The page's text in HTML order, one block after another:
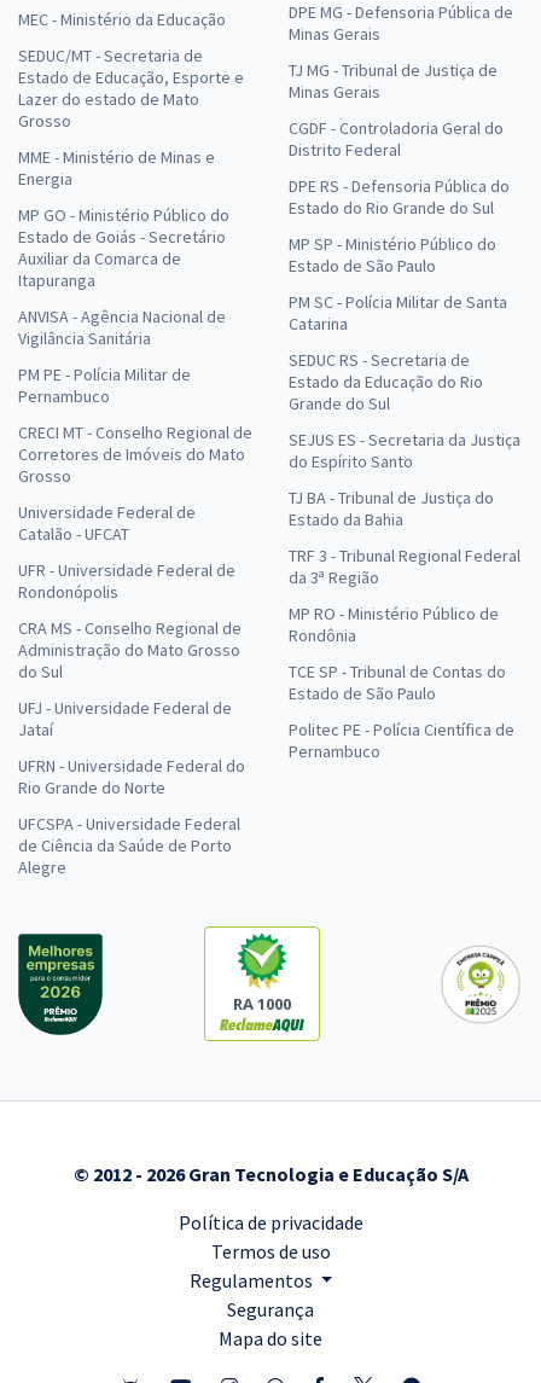
MEC - Ministério da Educação
SEDUC/MT - Secretaria de
Estado de Educação, Esporte e
Lazer do estado de Mato
Grosso
MME - Ministério de Minas e
Energia
MP GO - Ministério Público do
Estado de Goiás - Secretário
Auxiliar da Comarca de
Itapuranga
ANVISA - Agência Nacional de
Vigilância Sanitária
PM PE - Polícia Militar de
Pernambuco
CRECI MT - Conselho Regional de
Corretores de Imóveis do Mato
Grosso
Universidade Federal de
Catalão - UFCAT
UFR - Universidade Federal de
Rondonópolis
CRA MS - Conselho Regional de
Administração do Mato Grosso
do Sul
UFJ - Universidade Federal de
Jataí
UFRN - Universidade Federal do
Rio Grande do Norte
UFCSPA - Universidade Federal
de Ciência da Saúde de Porto
Alegre
DPE MG - Defensoria Pública de
Minas Gerais
TJ MG - Tribunal de Justiça de
Minas Gerais
CGDF - Controladoria Geral do
Distrito Federal
DPE RS - Defensoria Pública do
Estado do Rio Grande do Sul
MP SP - Ministério Público do
Estado de São Paulo
PM SC - Polícia Militar de Santa
Catarina
SEDUC RS - Secretaria de
Estado da Educação do Rio
Grande do Sul
SEJUS ES - Secretaria da Justiça
do Espírito Santo
TJ BA - Tribunal de Justiça do
Estado da Bahia
TRF 3 - Tribunal Regional Federal
da 3ª Região
MP RO - Ministério Público de
Rondônia
TCE SP - Tribunal de Contas do
Estado de São Paulo
Politec PE - Polícia Científica de
Pernambuco
RA 1000
© 2012 - 2026 Gran Tecnologia e Educação S/A
Política de privacidade
Termos de uso
Regulamentos
Segurança
Mapa do site